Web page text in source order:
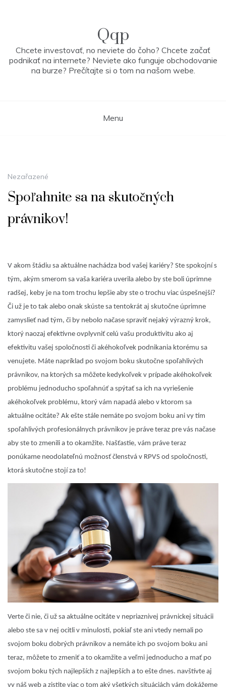
Qqp
Chcete investovať, no neviete do čoho? Chcete začať
podnikať na internete? Neviete ako funguje obchodovanie
na burze? Prečítajte si o tom na našom webe.
Menu
Nezařazené
Spoľahnite sa na skutočných
právnikov!
V akom štádiu sa aktuálne nachádza bod vašej kariéry? Ste spokojní s
tým, akým smerom sa vaša kariéra uverila alebo by ste boli úprimne
radšej, keby je na tom trochu lepšie aby ste o trochu viac úspešnejší?
Či už je to tak alebo onak skúste sa tentokrát aj skutočne úprimne
zamyslieť nad tým, či by nebolo načase spraviť nejaký výrazný krok,
ktorý naozaj efektívne ovplyvniť celú vašu produktivitu ako aj
efektivitu vašej spoločnosti či akéhokoľvek podnikania ktorému sa
venujete. Máte napríklad po svojom boku skutočne spoľahlivých
právnikov, na ktorých sa môžete kedykoľvek v prípade akéhokoľvek
problému jednoducho spoľahnúť a spýtať sa ich na vyriešenie
akéhokoľvek problému, ktorý vám napadá alebo v ktorom sa
aktuálne ocitáte? Ak ešte stále nemáte po svojom boku ani vy tím
spoľahlivých profesionálnych právnikov je práve teraz pre vás načase
aby ste to zmenili a to okamžite. Našťastie, vám práve teraz
ponúkame neodolateľnú možnosť členstvá v RPVS od spoločnosti,
ktorá skutočne stojí za to!
Verte či nie, či už sa aktuálne ocitáte v nepriaznivej právnickej situácii
alebo ste sa v nej ocitli v minulosti, pokiaľ ste ani vtedy nemali po
svojom boku dobrých právnikov a nemáte ich po svojom boku ani
teraz, môžete to zmeniť a to okamžite a veľmi jednoducho a mať po
svojom boku tých najlepších z najlepších a to ešte dnes. navštívte aj
vy náš web a zistite viac o tom aký všetkých situáciách vám dokážeme